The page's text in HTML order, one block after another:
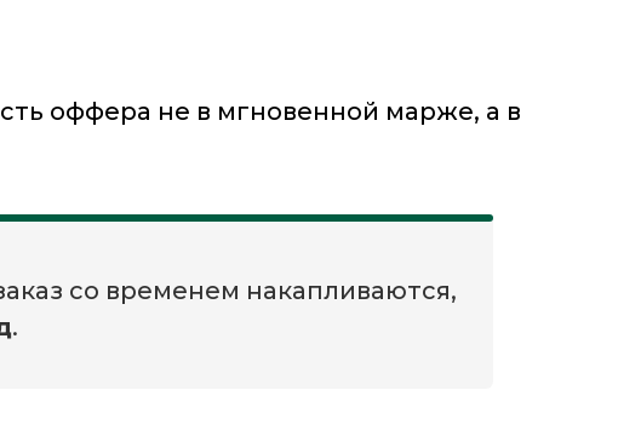
оффера не в мгновенной марже, а в
со временем накапливаются,
.